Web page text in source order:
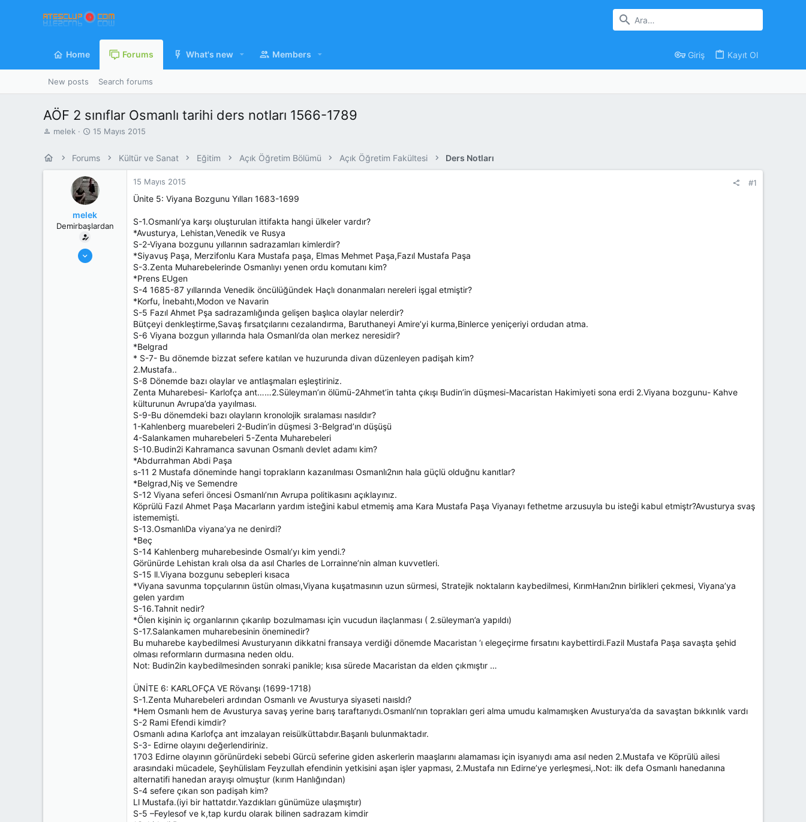
Home Forums What's new Members Giriş Kayıt Ol
New posts Search forums
AÖF 2 sınıflar Osmanlı tarihi ders notları 1566-1789
K
melek
B
l
n
g
ı
ç
T
15 Mayıs 2015
Forums Kültür ve Sanat Eğitim Açık Öğretim Bölümü Açık Öğretim Fakültesi Ders Notları
melek
Demirbaşlardan
11 Nisan 2008
15 Mayıs 2015 #1
Ünite 5: Viyana Bozgunu Yılları 1683-1699
S-1.Osmanlı’ya karşı oluşturulan ittifakta hangi ülkeler vardır?
*Avusturya, Lehistan,Venedik ve Rusya
S-2-Viyana bozgunu yıllarının sadrazamları kimlerdir?
*Siyavuş Paşa, Merzifonlu Kara Mustafa paşa, Elmas Mehmet Paşa,Fazıl Mustafa Paşa
S-3.Zenta Muharebelerinde Osmanlıyı yenen ordu komutanı kim?
*Prens EUgen
S-4 1685-87 yıllarında Venedik öncülüğündek Haçlı donanmaları nereleri işgal etmiştir?
*Korfu, İnebahtı,Modon ve Navarin
S-5 Fazıl Ahmet Pşa sadrazamlığında gelişen başlıca olaylar nelerdir?
Bütçeyi denkleştirme,Savaş fırsatçılarını cezalandırma, Baruthaneyi Amire’yi kurma,Binlerce yeniçeriyi ordudan atma.
S-6 Viyana bozgun yıllarında hala Osmanlı’da olan merkez neresidir?
*Belgrad
* S-7- Bu dönemde bizzat sefere katılan ve huzurunda divan düzenleyen padişah kim?
2.Mustafa..
S-8 Dönemde bazı olaylar ve antlaşmaları eşleştiriniz.
Zenta Muharebesi- Karlofça ant……2.Süleyman’ın ölümü-2Ahmet’in tahta çıkışı Budin’in düşmesi-Macaristan Hakimiyeti sona erdi 2.Viyana bozgunu- Kahve
külturunun Avrupa’da yayılması.
S-9-Bu dönemdeki bazı olayların kronolojik sıralaması nasıldır?
1-Kahlenberg muarebeleri 2-Budin’in düşmesi 3-Belgrad’ın düşüşü
4-Salankamen muharebeleri 5-Zenta Muharebeleri
S-10.Budin2i Kahramanca savunan Osmanlı devlet adamı kim?
*Abdurrahman Abdi Paşa
s-11 2 Mustafa döneminde hangi toprakların kazanılması Osmanlı2nın hala güçlü olduğnu kanıtlar?
*Belgrad,Niş ve Semendre
S-12 Viyana seferi öncesi Osmanlı’nın Avrupa politikasını açıklayınız.
Köprülü Fazıl Ahmet Paşa Macarların yardım isteğini kabul etmemiş ama Kara Mustafa Paşa Viyanayı fethetme arzusuyla bu isteği kabul etmiştr?Avusturya svaş
istememişti.
S-13.OsmanlıDa viyana’ya ne denirdi?
*Beç
S-14 Kahlenberg muharebesinde Osmalı’yı kim yendi.?
Görünürde Lehistan kralı olsa da asıl Charles de Lorrainne’nin alman kuvvetleri.
S-15 ll.Viyana bozgunu sebepleri kısaca
*Viyana savunma topçularının üstün olması,Viyana kuşatmasının uzun sürmesi, Stratejik noktaların kaybedilmesi, KırımHanı2nın birlikleri çekmesi, Viyana’ya
gelen yardım
S-16.Tahnit nedir?
*Ölen kişinin iç organlarının çıkarılıp bozulmaması için vucudun ilaçlanması ( 2.süleyman’a yapıldı)
S-17.Salankamen muharebesinin öneminedir?
Bu muharebe kaybedilmesi Avusturyanın dikkatni fransaya verdiği dönemde Macaristan ‘ı elegeçirme fırsatını kaybettirdi.Fazil Mustafa Paşa savaşta şehid
olması reformların durmasına neden oldu.
Not: Budin2in kaybedilmesinden sonraki panikle; kısa sürede Macaristan da elden çıkmıştır …
ÜNİTE 6: KARLOFÇA VE Rövanşı (1699-1718)
S-1.Zenta Muharebeleri ardından Osmanlı ve Avusturya siyaseti naısldı?
*Hem Osmanlı hem de Avusturya savaş yerine barış taraftarıydı.Osmanlı’nın toprakları geri alma umudu kalmamışken Avusturya’da da savaştan bıkkınlık vardı
S-2 Rami Efendi kimdir?
Osmanlı adına Karlofça ant imzalayan reisülküttabdır.Başarılı bulunmaktadır.
S-3- Edirne olayını değerlendiriniz.
1703 Edirne olayının görünürdeki sebebi Gürcü seferine giden askerlerin maaşlarını alamaması için isyanıydı ama asıl neden 2.Mustafa ve Köprülü ailesi
arasındaki mücadele, Şeyhülislam Feyzullah efendinin yetkisini aşan işler yapması, 2.Mustafa nın Edirne’ye yerleşmesi,.Not: ilk defa Osmanlı hanedanına
alternatifi hanedan arayışı olmuştur (kırım Hanlığından)
S-4 sefere çıkan son padişah kim?
Ll Mustafa.(iyi bir hattatdır.Yazdıkları günümüze ulaşmıştır)
S-5 –Feylesof ve k,tap kurdu olarak bilinen sadrazam kimdir